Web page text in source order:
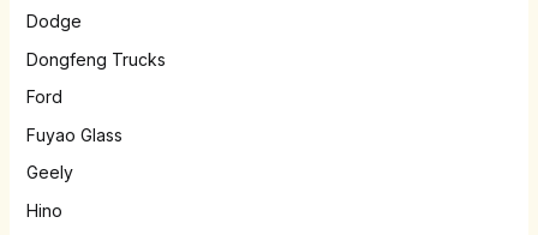
Dodge
Dongfeng Trucks
Ford
Fuyao Glass
Geely
Hino